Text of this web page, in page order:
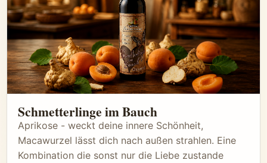
Schmetterlinge im Bauch
Aprikose - weckt deine innere Schönheit,
Macawurzel lässt dich nach außen strahlen. Eine
Kombination die sonst nur die Liebe zustande